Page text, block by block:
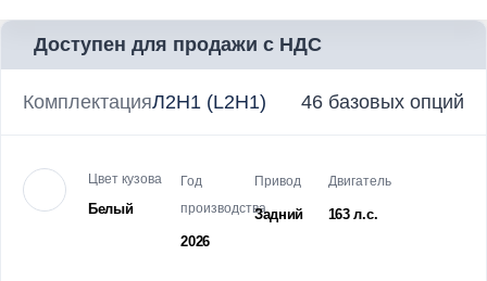
Доступен для продажи с НДС
КомплектацияЛ2Н1 (L2H1) 46 базовых опций
Цвет кузова
Белый
Год
производства
2026
Привод
Задний
Двигатель
163 л.с.